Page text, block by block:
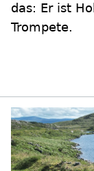
das: Er ist
Trompete.